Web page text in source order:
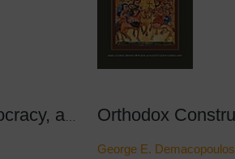
George E. Demacopoulos